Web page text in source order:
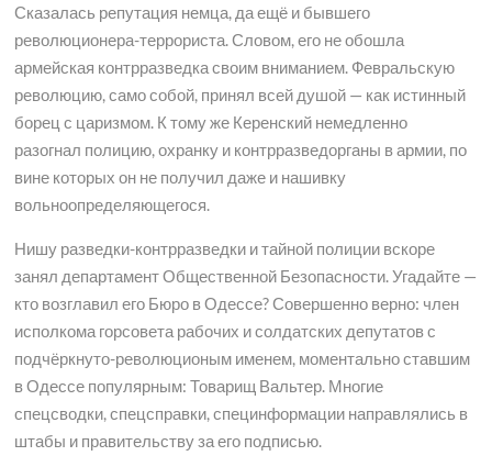
Сказалась репутация немца, да ещё и бывшего
революционера-террориста. Словом, его не обошла
армейская контрразведка своим вниманием. Февральскую
революцию, само собой, принял всей душой — как истинный
борец с царизмом. К тому же Керенский немедленно
разогнал полицию, охранку и контрразведорганы в армии, по
вине которых он не получил даже и нашивку
вольноопределяющегося.
Нишу разведки-контрразведки и тайной полиции вскоре
занял департамент Общественной Безопасности. Угадайте —
кто возглавил его Бюро в Одессе? Совершенно верно: член
исполкома горсовета рабочих и солдатских депутатов с
подчёркнуто-революционым именем, моментально ставшим
в Одессе популярным: Товарищ Вальтер. Многие
спецсводки, спецсправки, специнформации направлялись в
штабы и правительству за его подписью.